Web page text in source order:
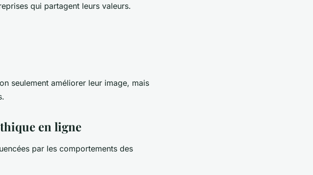
qui partagent leurs valeurs.
seulement améliorer leur image, mais
en ligne
par les comportements des